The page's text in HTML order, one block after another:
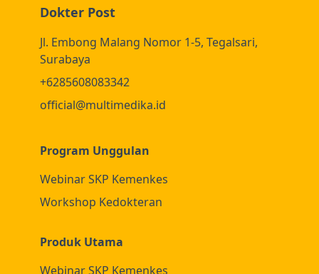
Dokter Post
Jl. Embong Malang Nomor 1-5, Tegalsari,
Surabaya
+6285608083342
official@multimedika.id
Program Unggulan
Webinar SKP Kemenkes
Workshop Kedokteran
Produk Utama
Webinar SKP Kemenkes